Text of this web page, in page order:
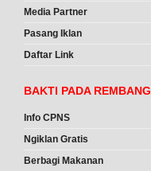
Media Partner
Pasang Iklan
Daftar Link
BAKTI PADA REMBANG
Info CPNS
Ngiklan Gratis
Berbagi Makanan